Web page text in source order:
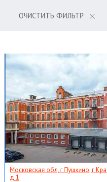
ОЧИСТИТЬ ФИЛЬТР
Московская обл, г Пушкино, г
д 1